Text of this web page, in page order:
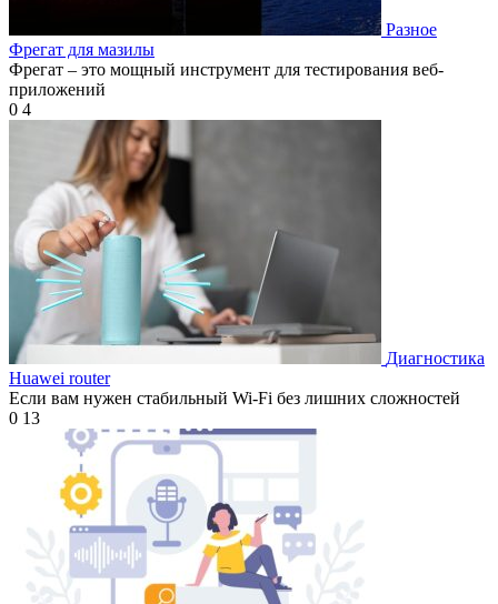
Разное
Фрегат для мазилы
Фрегат – это мощный инструмент для тестирования веб-
приложений
0 4
Диагностика
Huawei router
Если вам нужен стабильный Wi-Fi без лишних сложностей
0 13